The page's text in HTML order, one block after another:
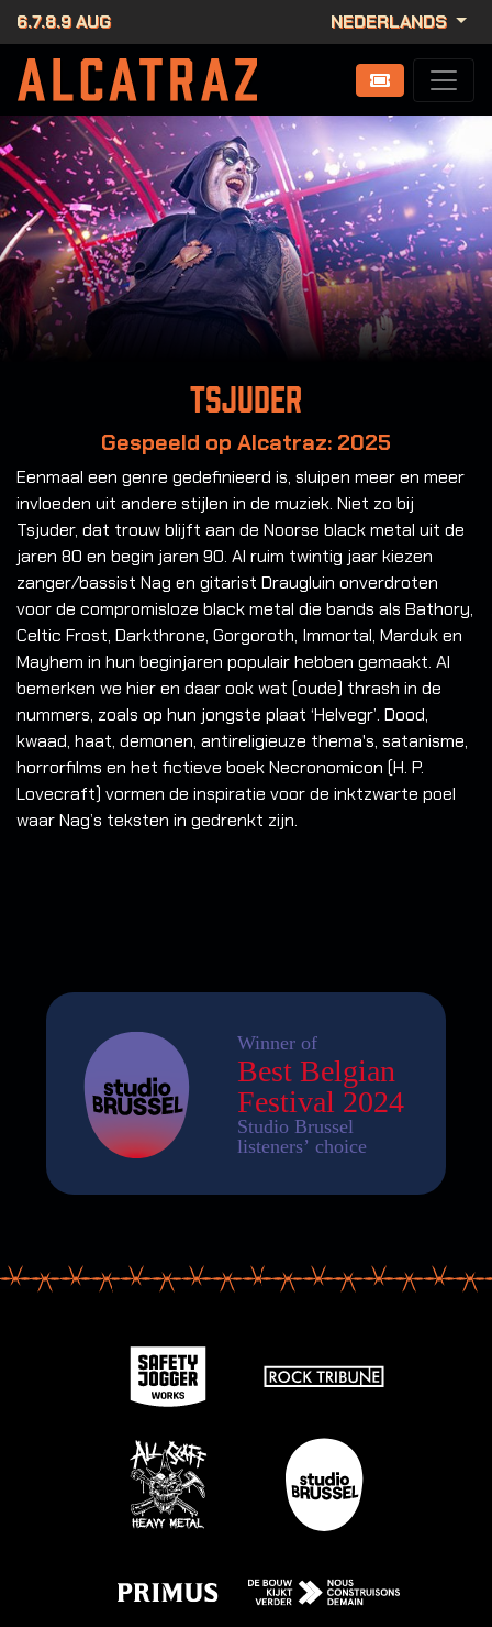
6.7.8.9 AUG NEDERLANDS
Tsjuder
Gespeeld op Alcatraz: 2025
Eenmaal een genre gedefinieerd is, sluipen meer en meer
invloeden uit andere stijlen in de muziek. Niet zo bij
Tsjuder, dat trouw blijft aan de Noorse black metal uit de
jaren 80 en begin jaren 90. Al ruim twintig jaar kiezen
zanger/bassist Nag en gitarist Draugluin onverdroten
voor de compromisloze black metal die bands als Bathory,
Celtic Frost, Darkthrone, Gorgoroth, Immortal, Marduk en
Mayhem in hun beginjaren populair hebben gemaakt. Al
bemerken we hier en daar ook wat (oude) thrash in de
nummers, zoals op hun jongste plaat ‘Helvegr’. Dood,
kwaad, haat, demonen, antireligieuze thema's, satanisme,
horrorfilms en het fictieve boek Necronomicon (H. P.
Lovecraft) vormen de inspiratie voor de inktzwarte poel
waar Nag’s teksten in gedrenkt zijn.